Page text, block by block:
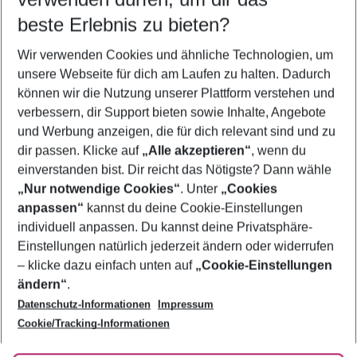
5-8 Nächte
2 Erwachsene Keine Kinder
Mehr Filter anzeigen
Footer
Footer navigation
Über uns
AGB
Bestpreisgarantie
Cookie-Einstellungen ändern
Cookie-Richtlinie
Agenturbetreuung
Barrierefreies Reisen
Folge uns
beste Erlebnis zu bieten?
Wir verwenden Cookies und ähnliche Technologien, um
unsere Webseite für dich am Laufen zu halten. Dadurch
können wir die Nutzung unserer Plattform verstehen und
verbessern, dir Support bieten sowie Inhalte, Angebote
und Werbung anzeigen, die für dich relevant sind und zu
dir passen. Klicke auf „Alle akzeptieren“, wenn du
einverstanden bist. Dir reicht das Nötigste? Dann wähle
„Nur notwendige Cookies“. Unter „Cookies
anpassen“ kannst du deine Cookie-Einstellungen
individuell anpassen. Du kannst deine Privatsphäre-
Einstellungen natürlich jederzeit ändern oder widerrufen
– klicke dazu einfach unten auf „Cookie-Einstellungen
ändern“.
Datenschutz-Informationen
Impressum
Cookie/Tracking-Informationen